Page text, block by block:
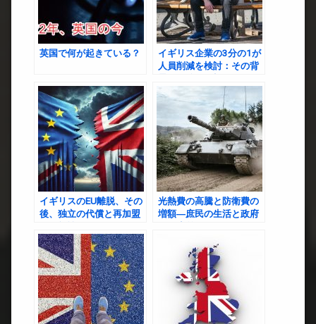
英国で何が起きている？
イギリス企業の3分の1が
人員削減を検討：その背
イギリスのEU離脱、その
後、独立の代償と再加盟
光熱費の高騰と防衛費の
増額―庶民の生活と政府